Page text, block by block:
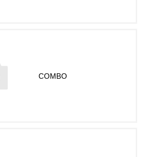
COMBO